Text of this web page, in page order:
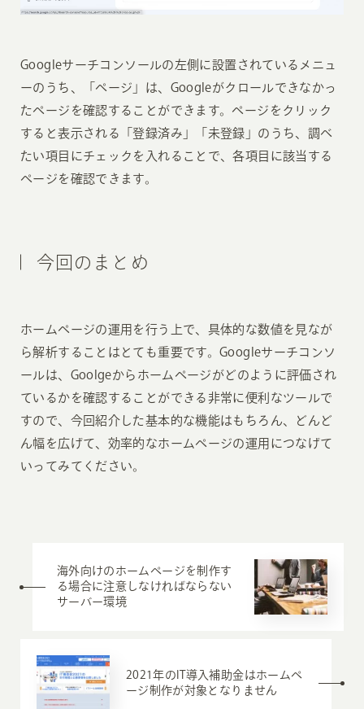
Googleサーチコンソールの左側に設置されているメニュ
ーのうち、「ページ」は、Googleがクロールできなかっ
たページを確認することができます。ページをクリック
すると表示される「登録済み」「未登録」のうち、調べ
たい項目にチェックを入れることで、各項目に該当する
ページを確認できます。
今回のまとめ
ホームページの運用を行う上で、具体的な数値を見なが
ら解析することはとても重要です。Googleサーチコンソ
ールは、Goolgeからホームページがどのように評価され
ているかを確認することができる非常に便利なツールで
すので、今回紹介した基本的な機能はもちろん、どんど
ん幅を広げて、効率的なホームページの運用につなげて
いってみてください。
海外向けのホームページを制作す
る場合に注意しなければならない
サーバー環境
2021年のIT導入補助金はホームペ
ージ制作が対象となりません